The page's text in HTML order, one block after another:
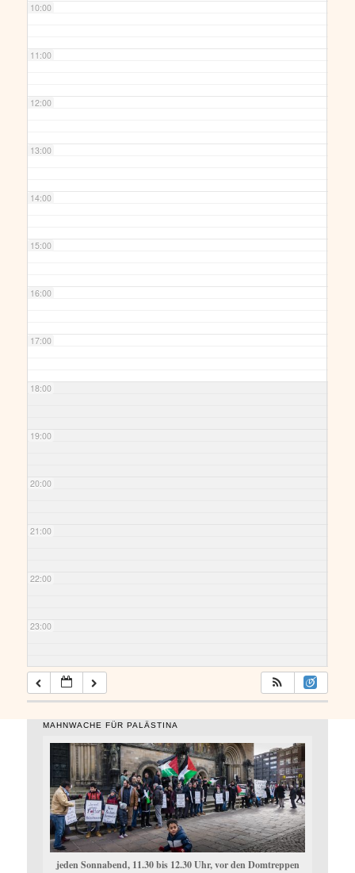
10:00
11:00
12:00
13:00
14:00
15:00
16:00
17:00
18:00
19:00
20:00
21:00
22:00
23:00
MAHNWACHE FÜR PALÄSTINA
jeden Sonnabend, 11.30 bis 12.30 Uhr, vor den Domtreppen